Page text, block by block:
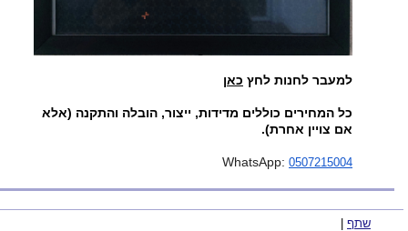
למעבר לחנות לחץ כאן
כל המחירים כוללים מדידות, ייצור, הובלה והתקנה (אלא
אם צויין אחרת).
WhatsApp: 0507215004
שתף